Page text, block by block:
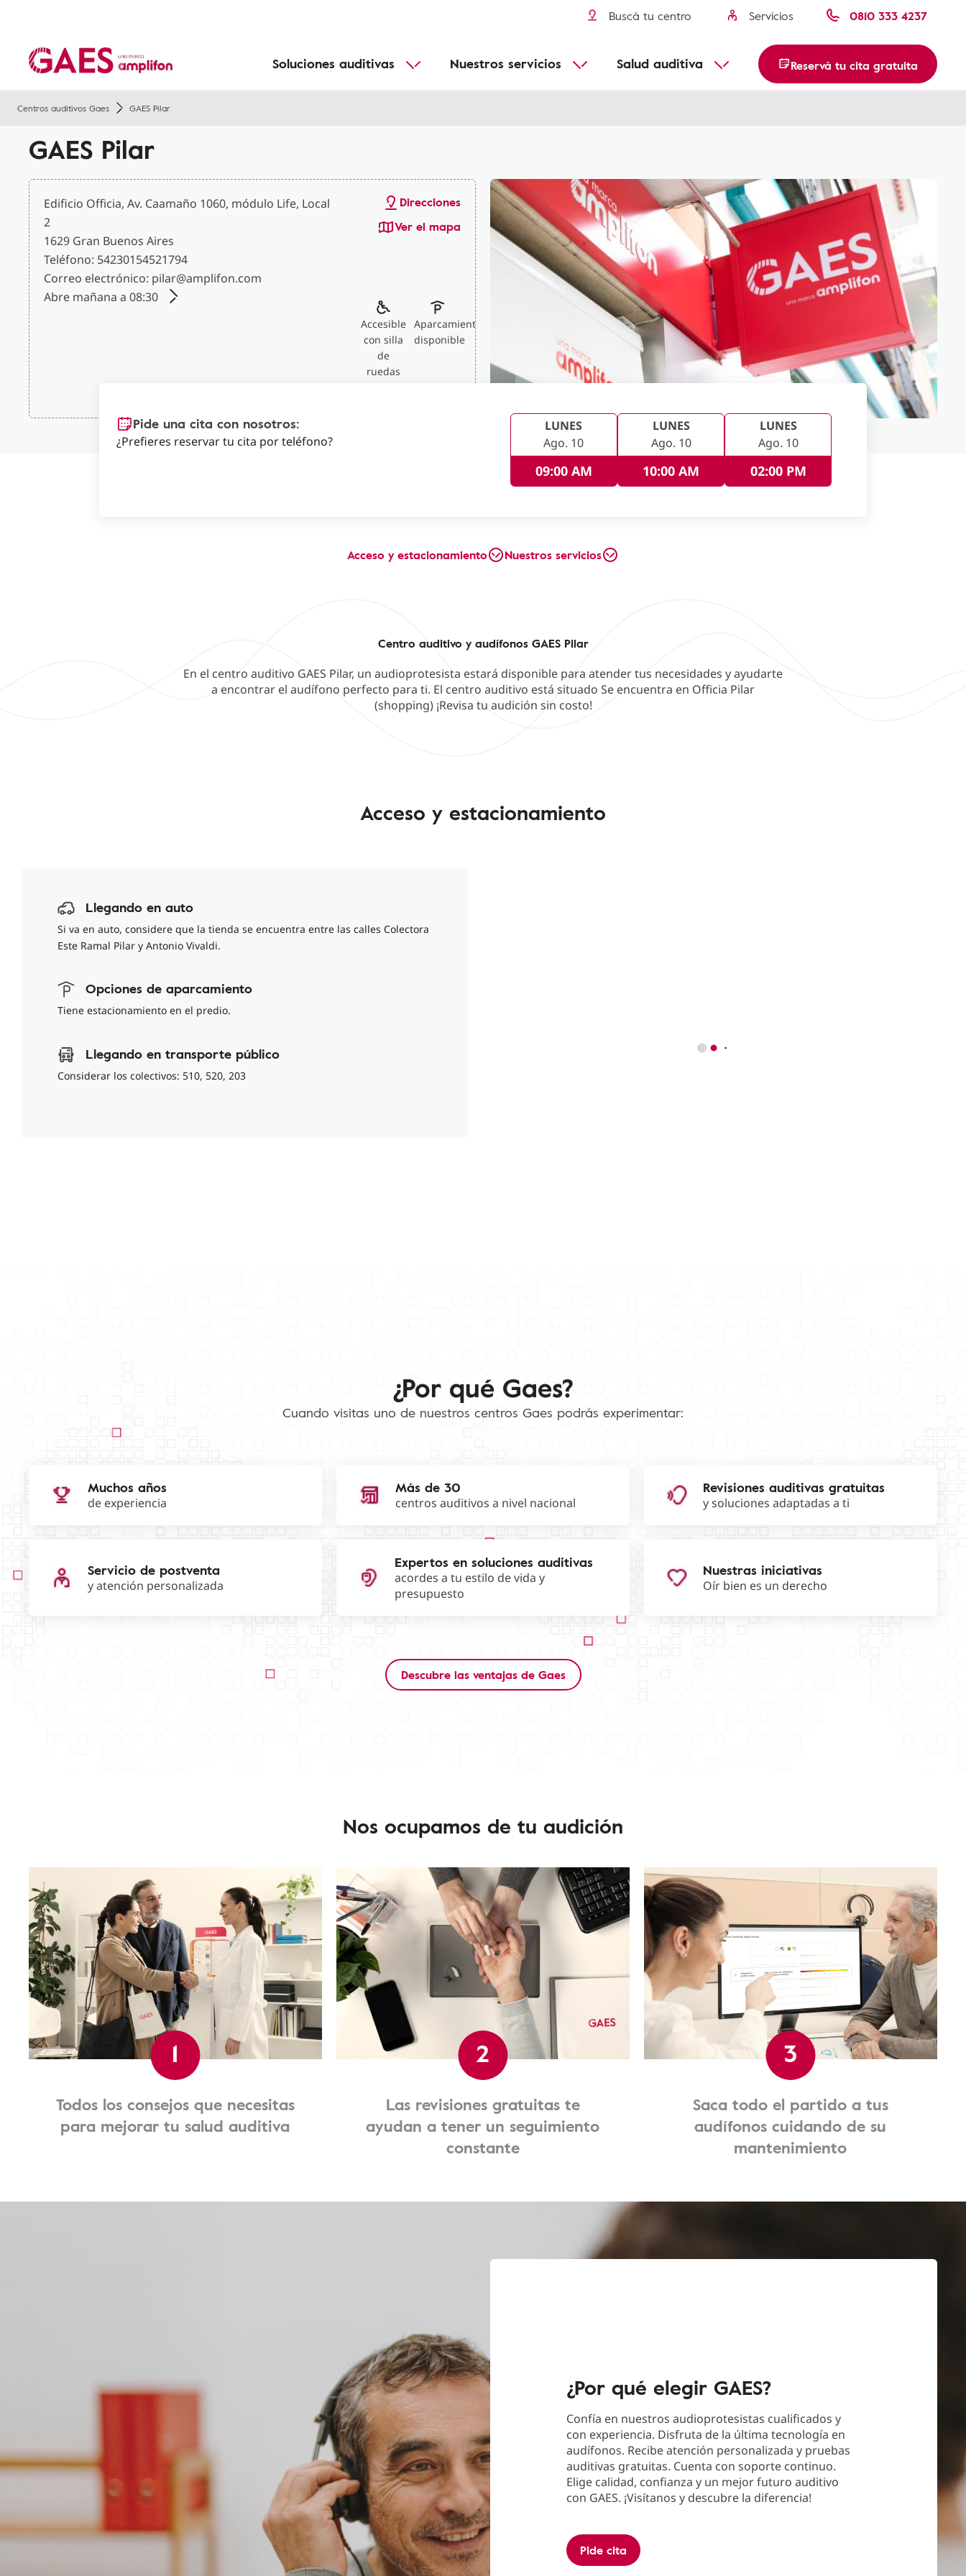
Buscá tu centro Servicios 0810 333 4237
Soluciones auditivas Adecuado para todos
Nuestros servicios Salud auditiva Reservá tu cita gratuita
Centros auditivos Gaes GAES Pilar
GAES Pilar
Edificio Officia, Av. Caamaño 1060, módulo Life, Local
2
1629 Gran Buenos Aires
Teléfono: 54230154521794
Correo electrónico: pilar@amplifon.com
Abre mañana a 08:30
Direcciones
Ver el mapa
Accesible
con silla
de
ruedas
Aparcamiento
disponible
Pide una cita con nosotros:
¿Prefieres reservar tu cita por teléfono?
LUNES
Ago. 10
09:00 AM
LUNES
Ago. 10
10:00 AM
LUNES
Ago. 10
02:00 PM
Acceso y estacionamiento Nuestros servicios
Centro auditivo y audífonos GAES Pilar
En el centro auditivo GAES Pilar, un audioprotesista estará disponible para atender tus necesidades y ayudarte
a encontrar el audífono perfecto para ti. El centro auditivo está situado Se encuentra en Officia Pilar
(shopping) ¡Revisa tu audición sin costo!
Acceso y estacionamiento
Llegando en auto
Si va en auto, considere que la tienda se encuentra entre las calles Colectora
Este Ramal Pilar y Antonio Vivaldi.
Opciones de aparcamiento
Tiene estacionamiento en el predio.
Llegando en transporte público
Considerar los colectivos: 510, 520, 203
¿Por qué Gaes?
Cuando visitas uno de nuestros centros Gaes podrás experimentar:
Muchos años
de experiencia
Más de 30
centros auditivos a nivel nacional
Revisiones auditivas gratuitas
y soluciones adaptadas a ti
Servicio de postventa
y atención personalizada
Expertos en soluciones auditivas
acordes a tu estilo de vida y
presupuesto
Nuestras iniciativas
Oír bien es un derecho
Descubre las ventajas de Gaes
Nos ocupamos de tu audición
1
Todos los consejos que necesitas
para mejorar tu salud auditiva
2
Las revisiones gratuitas te
ayudan a tener un seguimiento
constante
3
Saca todo el partido a tus
audífonos cuidando de su
mantenimiento
¿Por qué elegir GAES?
Confía en nuestros audioprotesistas cualificados y
con experiencia. Disfruta de la última tecnología en
audífonos. Recibe atención personalizada y pruebas
auditivas gratuitas. Cuenta con soporte continuo.
Elige calidad, confianza y un mejor futuro auditivo
con GAES. ¡Visítanos y descubre la diferencia!
Pide cita